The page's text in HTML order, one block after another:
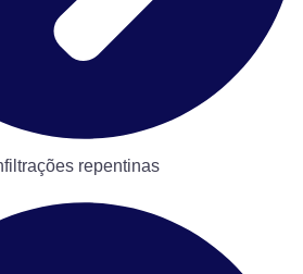
repentinas